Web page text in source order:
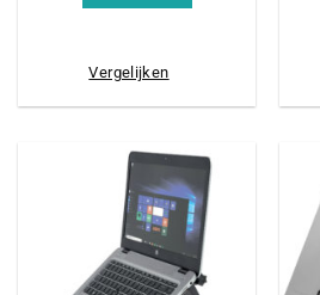
Vergelijken